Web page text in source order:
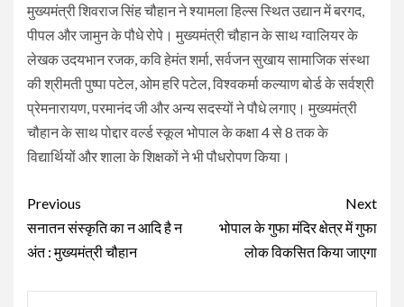
मुख्यमंत्री शिवराज सिंह चौहान ने श्यामला हिल्स स्थित उद्यान में बरगद,
पीपल और जामुन के पौधे रोपे। मुख्यमंत्री चौहान के साथ ग्वालियर के
लेखक उदयभान रजक, कवि हेमंत शर्मा, सर्वजन सुखाय सामाजिक संस्था
की श्रीमती पुष्पा पटेल, ओम हरि पटेल, विश्वकर्मा कल्याण बोर्ड के सर्वश्री
प्रेमनारायण, परमानंद जी और अन्य सदस्यों ने पौधे लगाए। मुख्यमंत्री
चौहान के साथ पोद्दार वर्ल्ड स्कूल भोपाल के कक्षा 4 से 8 तक के
विद्यार्थियों और शाला के शिक्षकों ने भी पौधरोपण किया।
Continue
Reading
Previous
सनातन संस्कृति का न आदि है न
अंत : मुख्यमंत्री चौहान
Next
भोपाल के गुफा मंदिर क्षेत्र में गुफा
लोक विकसित किया जाएगा